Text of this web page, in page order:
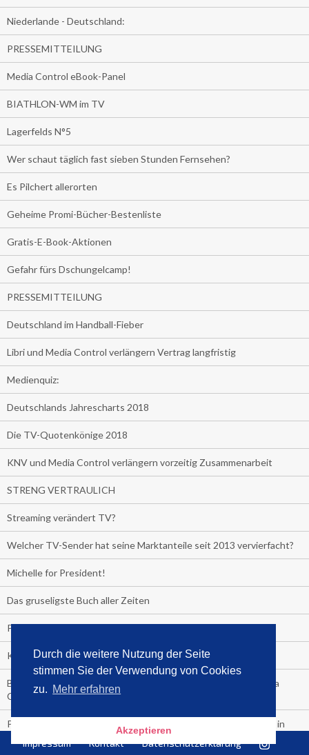
Durch die weitere Nutzung der Seite
stimmen Sie der Verwendung von Cookies
zu. Mehr erfahren
Akzeptieren
Niederlande - Deutschland:
PRESSEMITTEILUNG
Media Control eBook-Panel
BIATHLON-WM im TV
Lagerfelds N°5
Wer schaut täglich fast sieben Stunden Fernsehen?
Es Pilchert allerorten
Geheime Promi-Bücher-Bestenliste
Gratis-E-Book-Aktionen
Gefahr fürs Dschungelcamp!
PRESSEMITTEILUNG
Deutschland im Handball-Fieber
Libri und Media Control verlängern Vertrag langfristig
Medienquiz:
Deutschlands Jahrescharts 2018
Die TV-Quotenkönige 2018
KNV und Media Control verlängern vorzeitig Zusammenarbeit
STRENG VERTRAULICH
Streaming verändert TV?
Welcher TV-Sender hat seine Marktanteile seit 2013 vervierfacht?
Michelle for President!
Das gruseligste Buch aller Zeiten
Promi-Biografien
Kerkeling erhält Spitzenfeder für meistverkauftes Buch
Börsenverein und MVB verlängern vorzeitig Verträge mit Media
Control bis 2024
PocketBook, Ceebo und Umbreit bringen Hörbuch-Downloads in
Impressum Kontakt Datenschutzerklärung